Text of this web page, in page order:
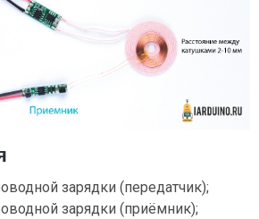
зарядки (передатчик);
зарядки (приёмник);